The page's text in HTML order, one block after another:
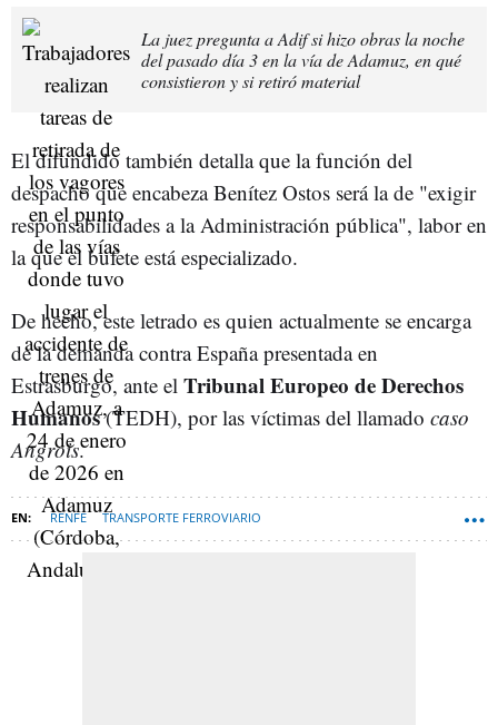
La juez pregunta a Adif si hizo obras la noche
del pasado día 3 en la vía de Adamuz, en qué
consistieron y si retiró material
El difundido también detalla que la función del
despacho que encabeza Benítez Ostos será la de "exigir
responsabilidades a la Administración pública", labor en
la que el bufete está especializado.
De hecho, este letrado es quien actualmente se encarga
de la demanda contra España presentada en
Estrasburgo, ante el Tribunal Europeo de Derechos
Humanos(TEDH), por las víctimas del llamado caso
Angrois.
RENFE TRANSPORTE FERROVIARIO